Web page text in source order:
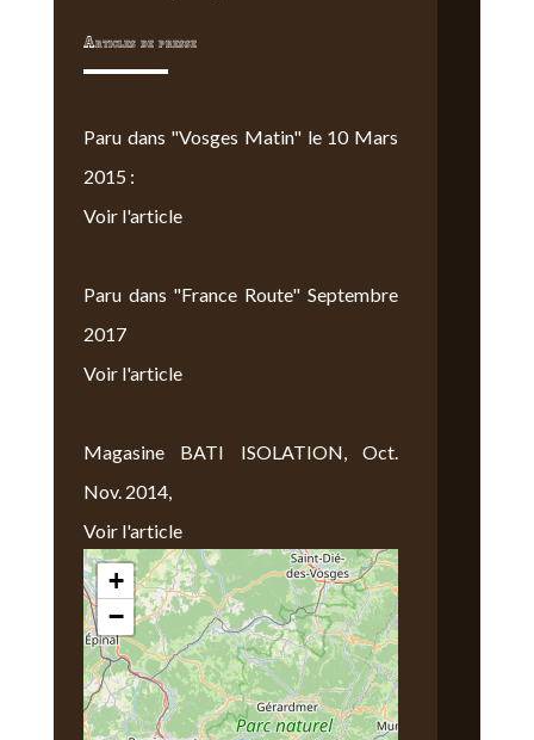
Articles de presse
Paru dans "Vosges Matin" le 10 Mars
2015 :
Voir l'article
Paru dans "France Route" Septembre
2017
Voir l'article
Magasine BATI ISOLATION, Oct.
Nov. 2014,
Voir l'article
Nous Trouver
+
−